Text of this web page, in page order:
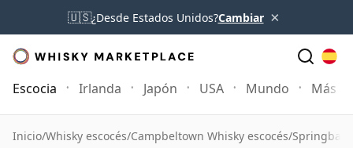
🇺🇸¿Desde Estados Unidos?Cambiar ×
Escocia Irlanda Japón USA Mundo Más
Inicio/Whisky escocés/Campbeltown Whisky escocés/